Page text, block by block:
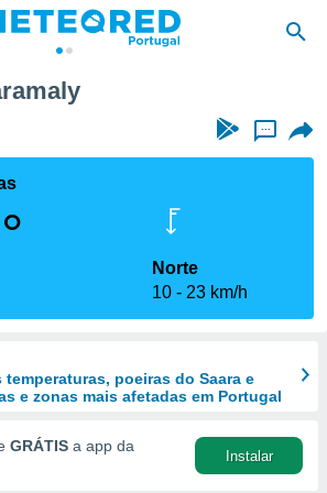
...
Norte
10
23 km/h
temperaturas, poeiras do Saara e
e zonas mais afetadas em Portugal
GRÁTIS a app da
Instalar